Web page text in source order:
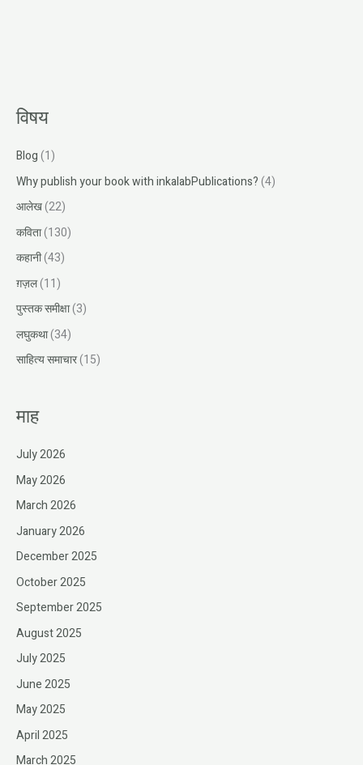
विषय
Blog(1)
Why publish your book with inkalabPublications?(4)
आलेख(22)
कविता(130)
कहानी(43)
ग़ज़ल(11)
पुस्तक समीक्षा(3)
लघुकथा(34)
साहित्य समाचार(15)
माह
July 2026
May 2026
March 2026
January 2026
December 2025
October 2025
September 2025
August 2025
July 2025
June 2025
May 2025
April 2025
March 2025